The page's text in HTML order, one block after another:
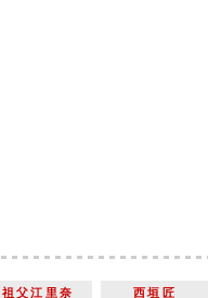
祖父江里奈
西垣匠